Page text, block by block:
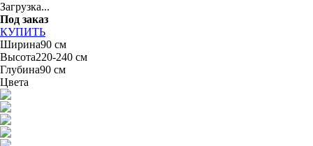
Загрузка...
Под заказ
КУПИТЬ
Ширина90 см
Высота220-240 см
Глубина90 см
Цвета